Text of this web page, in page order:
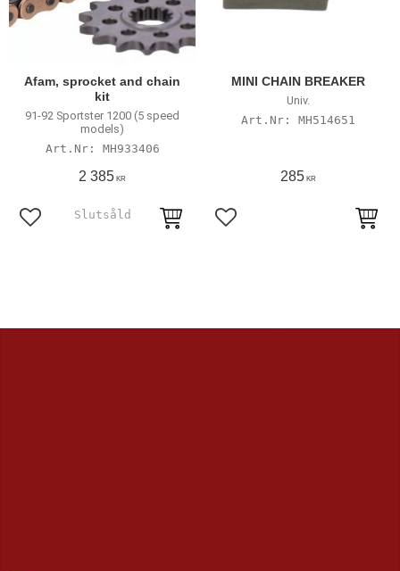
Afam, sprocket and chain
kit
91-92 Sportster 1200 (5 speed
models)
MH933406
2 385 KR
Lägg till i favoriter
MINI CHAIN BREAKER
Univ.
MH514651
285KR
Lägg till i favoriter